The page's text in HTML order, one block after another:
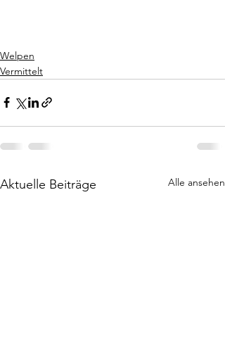
Welpen
Vermittelt
Aktuelle Beiträge Alle ansehen